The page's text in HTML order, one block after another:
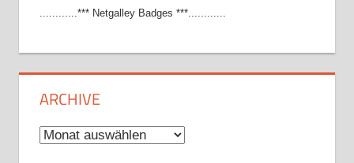
............*** Netgalley Badges ***............
ARCHIVE
Archive